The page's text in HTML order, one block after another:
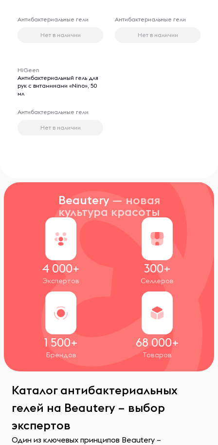
Антибактериальные гели
Нет в наличии
Антибактериальные гели
Нет в наличии
HiGeen
Aнтибактериальный гель для
рук с витаминами «Nino», 50
мл
Антибактериальные гели
Нет в наличии
Beautery — новая
культура красоты
4 000+
Экспертов
300+
Селлеров
1 500+
Брендов
68 000+
Товаров
Каталог антибактериальных
гелей на Beautery – выбор
экспертов
Один из ключевых принципов Beautery –